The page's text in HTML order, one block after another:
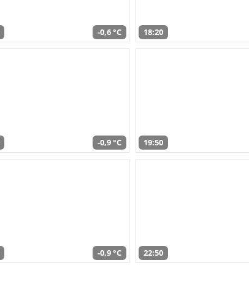
-0,6 °C 18:20
-0,9 °C 19:50
-0,9 °C 22:50